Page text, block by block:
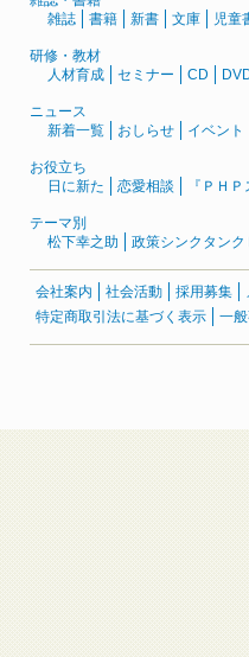
雑誌
書籍 新書 文庫 児童
研修・教材
人材育成
セミナー CD
ニュース
新着一覧
おしらせ イベント
お役立ち
日に新た
恋愛相談 『ＰＨ
テーマ別
松下幸之助
政策シンクタン
会社案内 社会活動 採用募集
特定商取引法に基づく表示
一